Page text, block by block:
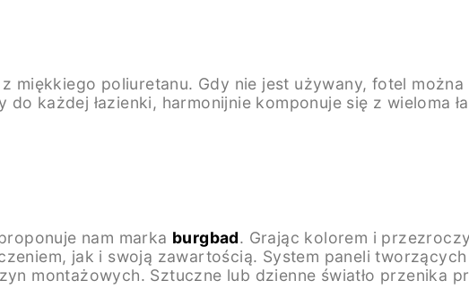
miękkiego poliuretanu. Gdy nie jest używany, fotel
każdej łazienki, harmonijnie komponuje się z wieloma
nam marka burgbad. Grając kolorem i
jak i swoją zawartością. System paneli tworzących
montażowych. Sztuczne lub dzienne światło przenika